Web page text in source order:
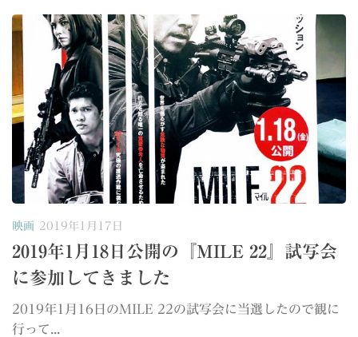
映画 2019年1月17日
2019年1月18日公開の『MILE 22』試写会
に参加してきました
2019年1月16日のMILE 22の試写会に当選したので観に
行って...